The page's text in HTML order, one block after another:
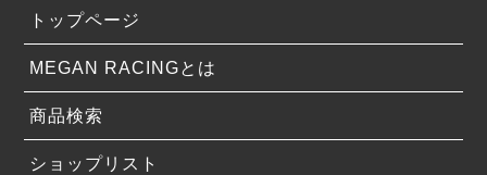
トップページ
MEGAN RACINGとは
商品検索
ショップリスト